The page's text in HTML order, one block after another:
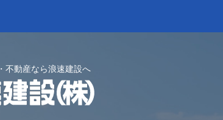
不動産なら浪速建設へ